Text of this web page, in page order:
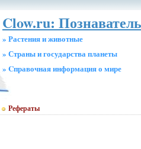
Clow.ru:
» Растения и животные
» Страны и государства планеты
» Cправочная информация о мире
Рефераты